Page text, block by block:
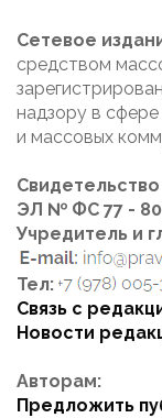
Сетевое
средством
надзору в
и массовых
ЭЛ № ФС 77 -
Учредитель и
Тел:
Связь с
Новости
Авторам:
Предложить